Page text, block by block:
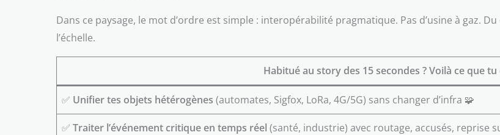
Dans ce paysage, le mot d’ordre est simple : interopérabilité pragmatique. Pas d’usine à gaz.
l’échelle.
Habitué au story des 15 secondes ? Voilà ce que
✅ Unifier tes objets hétérogènes (automates, Sigfox, LoRa, 4G/5G) sans changer d’infra 🧩
✅ Traiter l’événement critique en temps réel (santé, industrie) avec routage, accusés, reprise